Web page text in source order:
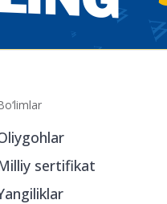
sertifikat